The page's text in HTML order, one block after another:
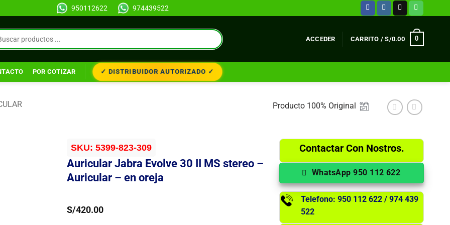
950112622 974439522
ACCEDER CARRITO /S/0.00 0
POR COTIZAR ✓ DISTRIBUIDOR AUTORIZADO ✓
Producto 100% Original
SKU: 5399-823-309
Auricular Jabra Evolve 30 II MS stereo –
Auricular – en oreja
S/420.00
Contactar Con Nostros.
WhatsApp 950 112 622
Telefono: 950 112 622 / 974 439
522